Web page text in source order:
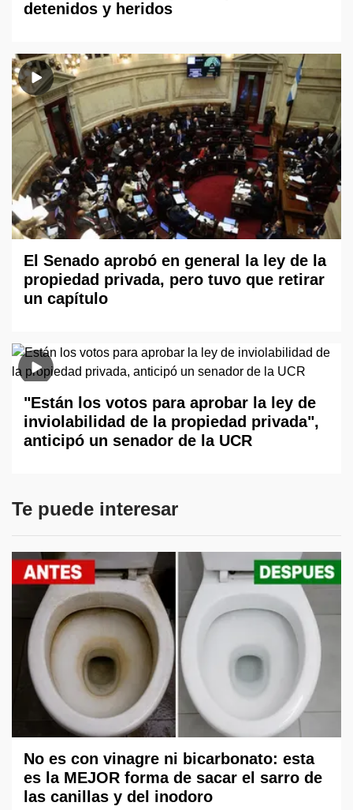
detenidos y heridos
El Senado aprobó en general la ley de la
propiedad privada, pero tuvo que retirar
un capítulo
"Están los votos para aprobar la ley de
inviolabilidad de la propiedad privada",
anticipó un senador de la UCR
Te puede interesar
No es con vinagre ni bicarbonato: esta
es la MEJOR forma de sacar el sarro de
las canillas y del inodoro